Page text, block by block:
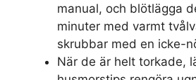
manual, och blötlägga
minuter med varmt
skrubbar med en icke-
När de är helt torkade,